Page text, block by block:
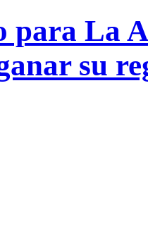
para La
su